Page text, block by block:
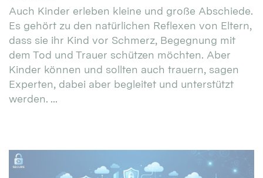
Auch Kinder erleben kleine und große Abschiede.
Es gehört zu den natürlichen Reflexen von Eltern,
dass sie ihr Kind vor Schmerz, Begegnung mit
dem Tod und Trauer schützen möchten. Aber
Kinder können und sollten auch trauern, sagen
Experten, dabei aber begleitet und unterstützt
werden. ...